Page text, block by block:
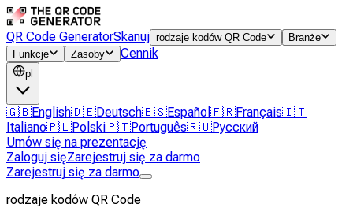
QR Code GeneratorSkanuj rodzaje kodów QR Code
Branże
Funkcje
Zasoby Cennik
pl
🇬🇧English🇩🇪Deutsch🇪🇸Español 🇫🇷Français🇮🇹
Italiano🇵🇱Polski🇵🇹Português🇷🇺Русский
Umów się na prezentację
Zaloguj sięZarejestruj się za darmo
Zarejestruj się za darmo
rodzaje kodów QR Code